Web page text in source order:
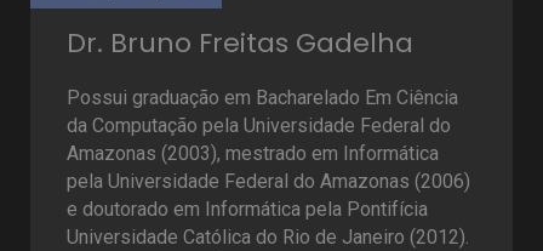
Dr. Bruno Freitas Gadelha
Possui graduação em Bacharelado Em Ciência
da Computação pela Universidade Federal do
Amazonas (2003), mestrado em Informática
pela Universidade Federal do Amazonas (2006)
e doutorado em Informática pela Pontifícia
Universidade Católica do Rio de Janeiro (2012).